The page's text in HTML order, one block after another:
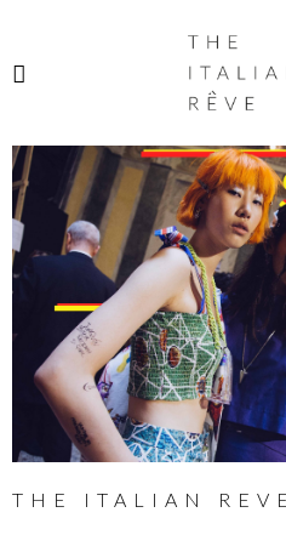
RÊVE
THE ITALIAN REVE